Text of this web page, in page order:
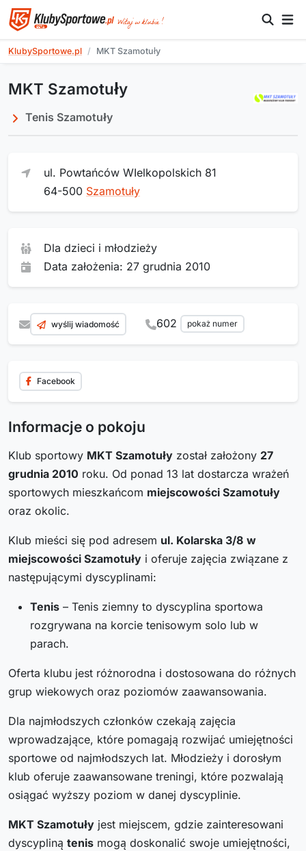
KlubySportowe.pl MKT Szamotuły
MKT Szamotuły
Tenis Szamotuły
ul. Powtańców WIelkopolskich 81
64-500 Szamotuły
Dla dzieci i młodzieży
Data założenia: 27 grudnia 2010
wyślij wiadomość 602 pokaż numer
Facebook
Informacje o pokoju
Klub sportowy MKT Szamotuły został założony 27
grudnia 2010 roku. Od ponad 13 lat dostarcza wrażeń
sportowych mieszkańcom miejscowości Szamotuły
oraz okolic.
Klub mieści się pod adresem ul. Kolarska 3/8 w
miejscowości Szamotuły i oferuje zajęcia związane z
następującymi dyscyplinami:
Tenis – Tenis ziemny to dyscyplina sportowa
rozgrywana na korcie tenisowym solo lub w
parach.
Oferta klubu jest różnorodna i dostosowana do różnych
grup wiekowych oraz poziomów zaawansowania.
Dla najmłodszych członków czekają zajęcia
wprowadzające, które pomagają rozwijać umiejętności
sportowe od najmłodszych lat. Młodzieży i dorosłym
klub oferuje zaawansowane treningi, które pozwalają
osiągać wyższy poziom w danej dyscyplinie.
MKT Szamotuły jest miejscem, gdzie zainteresowani
dyscypliną tenis mogą doskonalić swoje umiejętności,